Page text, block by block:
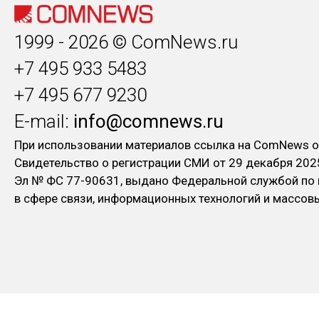
1999 - 2026 © ComNews.ru
+7 495 933 5483
+7 495 677 9230
E-mail: info@comnews.ru
При использовании материалов ссылка на ComNews
Свидетельство о регистрации СМИ от 29 декабря
Эл № ФC 77-90631, выдано Федеральной службой по
в сфере связи, информационных технологий и